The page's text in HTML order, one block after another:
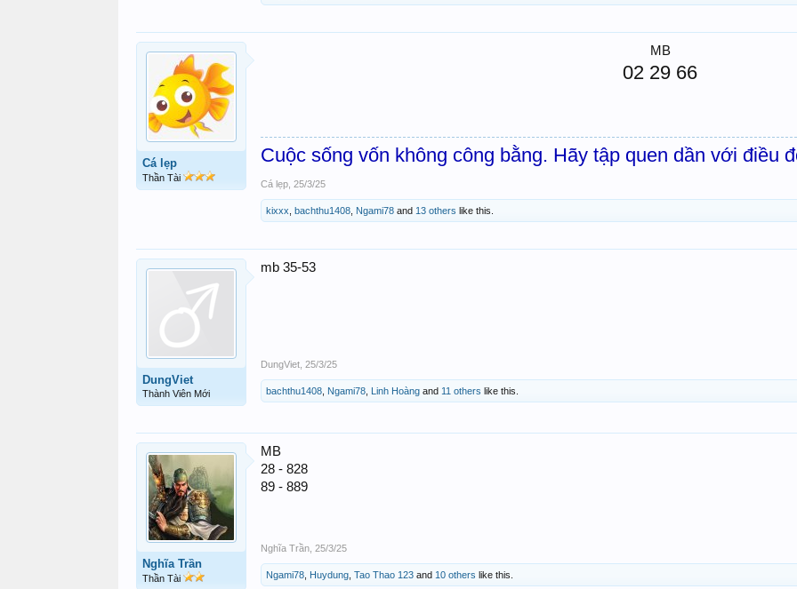
Cá lẹp
Thần Tài
MB
02 29 66
Cuộc sống vốn không công bằng. Hãy tập quen dần với điều
Cá lẹp 25/3/25
kixxx bachthu1408 Ngami78 and 13 others like this.
DungViet
Thành Viên Mới
mb 35-53
DungViet 25/3/25
bachthu1408 Ngami78 Linh Hoàng and 11 others like this.
Nghĩa Trần
Thần Tài
MB
28 - 828
89 - 889
Nghĩa Trần 25/3/25
Ngami78 Huydung Tao Thao 123 and 10 others like this.